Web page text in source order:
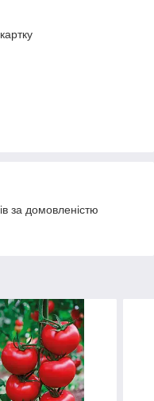
за домовленістю